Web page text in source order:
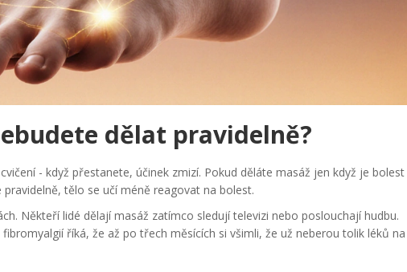
dělat pravidelně?
- když přestanete, účinek zmizí. Pokud děláte masáž jen když je bolest
tělo se učí méně reagovat na bolest.
Někteří lidé dělají masáž zatímco sledují televizi nebo poslouchají hudbu.
říká, že až po třech měsících si všimli, že už neberou tolik léků na